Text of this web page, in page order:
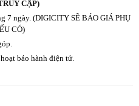
CẬP)
7 ngày. (DIGICITY SẼ BÁO GIÁ PHỤ
CÓ)
bảo hành điện tử.